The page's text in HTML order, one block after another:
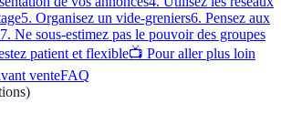
5. Organisez un vide-greniers6. Pensez aux
7. Ne sous-estimez pas le pouvoir des groupes
patient et flexible📺 Pour aller plus loin
venteFAQ
)